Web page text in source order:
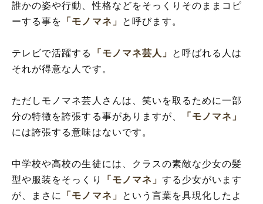
誰かの姿や行動、性格などをそっくりそのままコピ
ーする事を
「モノマネ」 と呼びます。
テレビで活躍する 「モノマネ芸人」
と呼ばれる人は
それが得意な人です。
ただしモノマネ芸人さんは、笑いを取るために一部
分の特徴を誇張する事がありますが、
「モノマネ」
には誇張する意味はないです。
中学校や高校の生徒には、クラスの素敵な少女の髪
型や服装をそっくり
「モノマネ」する少女がいます
が、まさに
「モノマネ」
という言葉を具現化したよ